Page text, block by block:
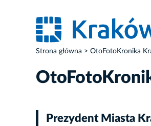
Strona główna OtoFotoKronika
Prezydent Miasta